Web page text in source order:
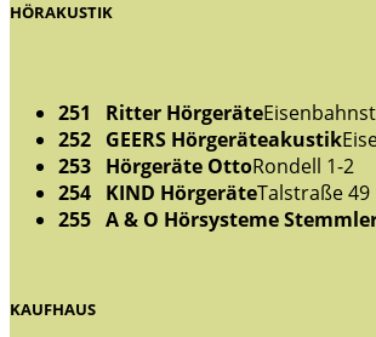
HÖRAKUSTIK
251 Ritter Hörgeräte
252 GEERS Hörgeräteakustik
253 Hörgeräte OttoRondell 1-2
254 KIND HörgeräteTalstraße 49
255 A & O Hörsysteme
KAUFHAUS